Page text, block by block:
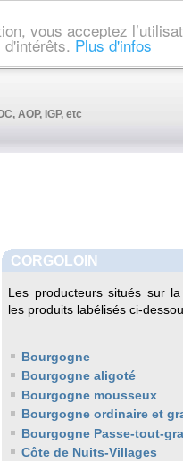
vous acceptez
Plus d'infos
AOP, IGP, etc
CORGOLOIN
Les producteurs situés sur
les produits labélisés ci-
Bourgogne
Bourgogne aligoté
Bourgogne mousseux
Bourgogne ordinaire et
Bourgogne Passe-tout-
Côte de Nuits-Villages